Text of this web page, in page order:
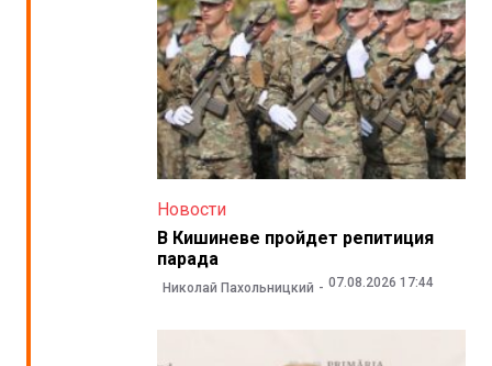
Новости
В Кишиневе пройдет репитиция
парада
Николай Пахольницкий 07.08.2026 17:44